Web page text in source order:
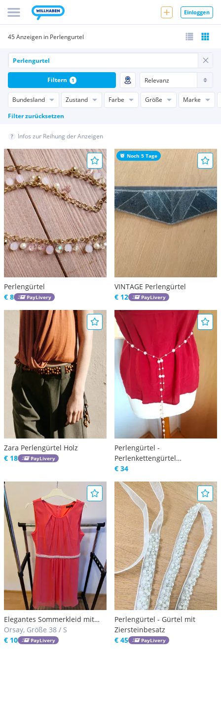
Einloggen
45 Anzeigen in Perlengurtel
Bundesland Zustand Farbe Größe
Marke
Filter zurücksetzen
Filtern 1
Infos zur Reihung der Anzeigen
Perlengürtel
€ 8
PayLivery
Noch 5 Tage
VINTAGE Perlengürtel
€ 12
PayLivery
Zara Perlengürtel Holz
€ 18
PayLivery
Perlengürtel -
Perlenkettengürtel
HINGUCKER
€ 34
Elegantes Sommerkleid mit
Perlengürtel
Orsay, Größe 38 / S
€ 10
PayLivery
Perlengürtel - Gürtel mit
Ziersteinbesatz
€ 45
PayLivery